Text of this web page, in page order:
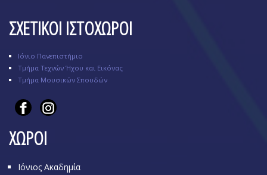
ΣΧΕΤΙΚΟΙ ΙΣΤΟΧΩΡΟΙ
Ιόνιο Πανεπιστήμιο
Τμήμα Τεχνών Ήχου και Εικόνας
Τμήμα Μουσικών Σπουδών
ΧΩΡΟΙ
Ιόνιος Ακαδημία